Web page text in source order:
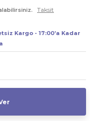
Taksit
Kargo - 17:00’a Kadar